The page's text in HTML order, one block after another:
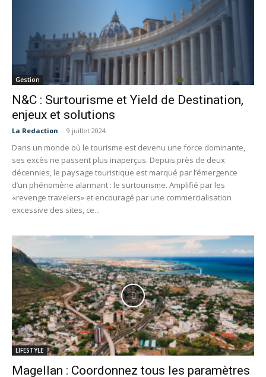
Gestion
N&C : Surtourisme et Yield de Destination,
enjeux et solutions
La Redaction - 9 juillet 2024
Dans un monde où le tourisme est devenu une force dominante,
ses excès ne passent plus inaperçus. Depuis près de deux
décennies, le paysage touristique est marqué par l’émergence
d’un phénomène alarmant : le surtourisme. Amplifié par les
«revenge travelers» et encouragé par une commercialisation
excessive des sites, ce...
LIFESTYLE
Magellan : Coordonnez tous les paramètres